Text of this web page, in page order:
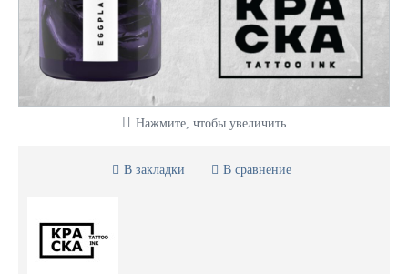
Нажмите, чтобы увеличить
В закладки В сравнение